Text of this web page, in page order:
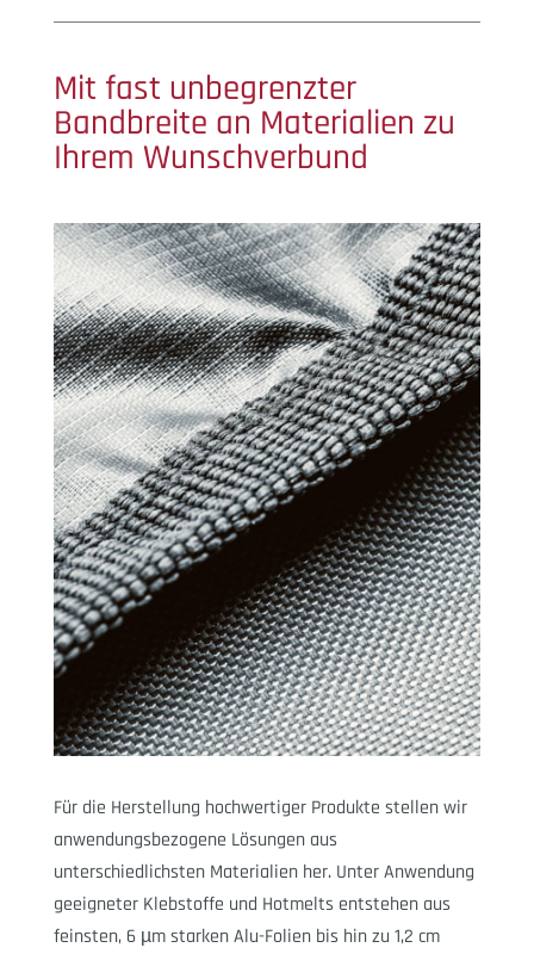
Mit fast unbegrenzter
Bandbreite an Materialien zu
Ihrem Wunschverbund
Für die Herstellung hochwertiger Produkte stellen wir
anwendungsbezogene Lösungen aus
unterschiedlichsten Materialien her. Unter Anwendung
geeigneter Klebstoffe und Hotmelts entstehen aus
feinsten, 6 µm starken Alu-Folien bis hin zu 1,2 cm